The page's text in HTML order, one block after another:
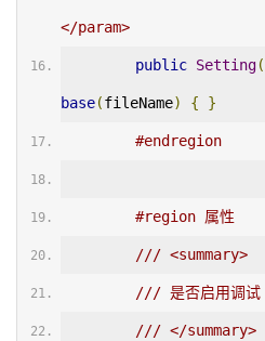
</param>
public Setting(
base(fileName) { }
#endregion
#region 属性
/// <summary>
/// 是否启用调试
/// </summary>